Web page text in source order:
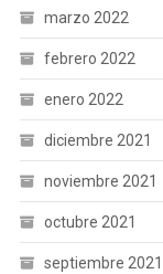
marzo 2022
febrero 2022
enero 2022
diciembre 2021
noviembre 2021
octubre 2021
septiembre 2021